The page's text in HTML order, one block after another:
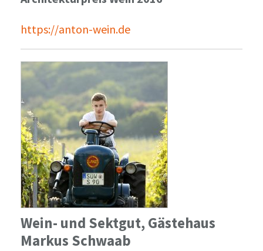
https://anton-wein.de
Wein- und Sektgut, Gästehaus
Markus Schwaab